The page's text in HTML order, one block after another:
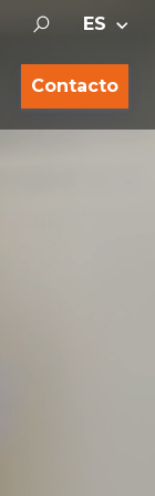
Contacto